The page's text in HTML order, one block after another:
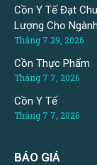
Cồn Y Tế Đạt
Lượng Cho
Tháng 7 29, 2026
Cồn Thực Phẩm
Tháng 7 7, 2026
Cồn Y Tế
Tháng 7 7, 2026
BÁO GIÁ